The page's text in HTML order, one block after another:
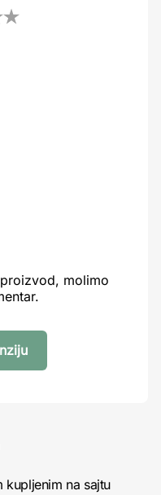
molimo
na sajtu